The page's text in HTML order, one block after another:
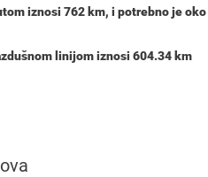
iznosi 762 km, i potrebno je oko
linijom iznosi 604.34 km